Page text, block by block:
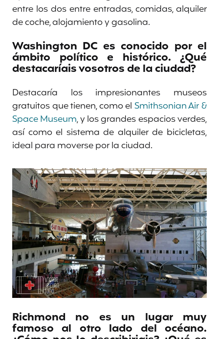
entre los dos entre entradas, comidas, alquiler
de coche, alojamiento y gasolina.
Washington DC es conocido por el
ámbito político e histórico. ¿Qué
destacaríais vosotros de la ciudad?
Destacaría los impresionantes museos
gratuitos que tienen, como el Smithsonian Air &
Space Museum, y los grandes espacios verdes,
así como el sistema de alquiler de bicicletas,
ideal para moverse por la ciudad.
Richmond no es un lugar muy
famoso al otro lado del océano.